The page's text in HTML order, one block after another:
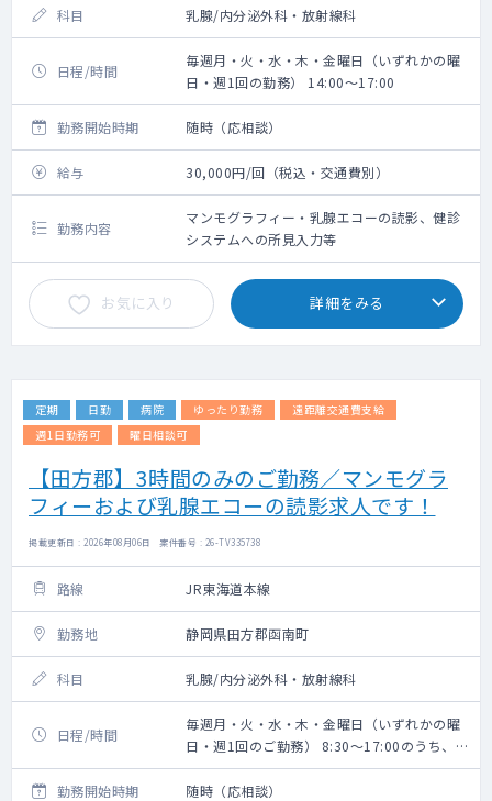
科目 乳腺/内分泌外科・放射線科
日程/時間
毎週月・火・水・木・金曜日（いずれかの曜
日・週1回の勤務） 14:00～17:00
勤務開始時期 随時（応相談）
給与 30,000円/回（税込・交通費別）
勤務内容
マンモグラフィー・乳腺エコーの読影、健診
システムへの所見入力等
お気に入り 詳細をみる
定期 日勤 病院 ゆったり勤務
遠距離交通費支給
週1日勤務可
曜日相談可
【田方郡】3時間のみのご勤務／マンモグラ
フィーおよび乳腺エコーの読影求人です！
掲載更新日 : 2026年08月06日 案件番号 : 26-TV335738
路線 JR東海道本線
勤務地 静岡県田方郡函南町
科目 乳腺/内分泌外科・放射線科
日程/時間
毎週月・火・水・木・金曜日（いずれかの曜
日・週1回のご勤務） 8:30～17:00のうち、
任意の3時間
勤務開始時期
随時（応相談）